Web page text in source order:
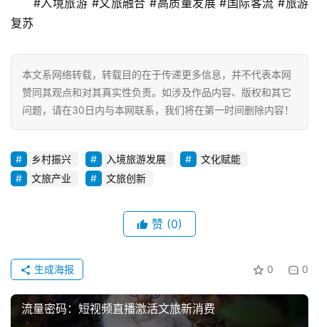
#入境旅游 #文旅融合 #高质量发展 #国际客流 #旅游
复苏
本文系网络转载，转载目的在于传递更多信息，并不代表本网
赞同其观点和对其真实性负责。如涉及作品内容、版权和其它
问题，请在30日内与本网联系，我们将在第一时间删除内容！
乡村振兴 入境旅游发展
文化赋能
文旅产业
文旅创新
赞 (0)
0 0
生成海报
流量密码：短视频直播激活文旅新消费